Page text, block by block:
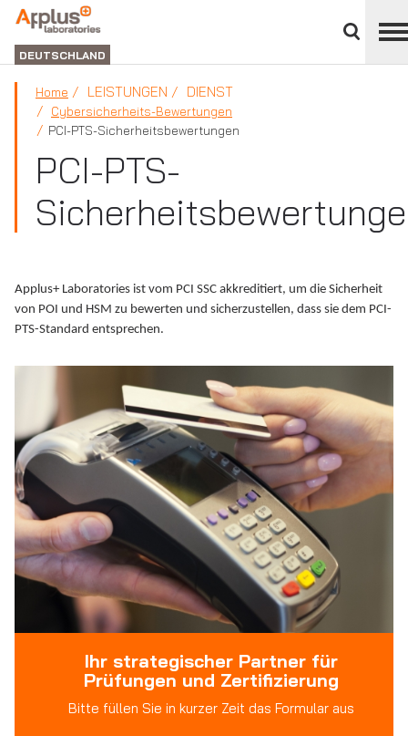
ABTEILUNG
LABORATORIEN
DEUTSCHLAND
Home LEISTUNGEN DIENST
Cybersicherheits-Bewertungen
PCI-PTS-Sicherheitsbewertungen
PCI-PTS-
Applus+ Laboratories ist vom PCI SSC akkreditiert, um die Sicherheit
von POI und HSM zu bewerten und sicherzustellen, dass sie dem PCI-
PTS-Standard entsprechen.
Ihr strategischer Partner für
Prüfungen und Zertifizierung
Bitte füllen Sie in kurzer Zeit das Formular aus